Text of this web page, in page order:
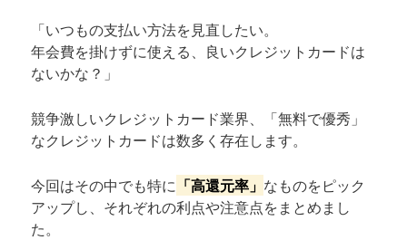
「いつもの支払い方法を見直したい。
年会費を掛けずに使える、良いクレジットカードは
ないかな？」
競争激しいクレジットカード業界、「無料で優秀」
なクレジットカードは数多く存在します。
今回はその中でも特に 「高還元率」 なものをピック
アップし、それぞれの利点や注意点をまとめまし
た。